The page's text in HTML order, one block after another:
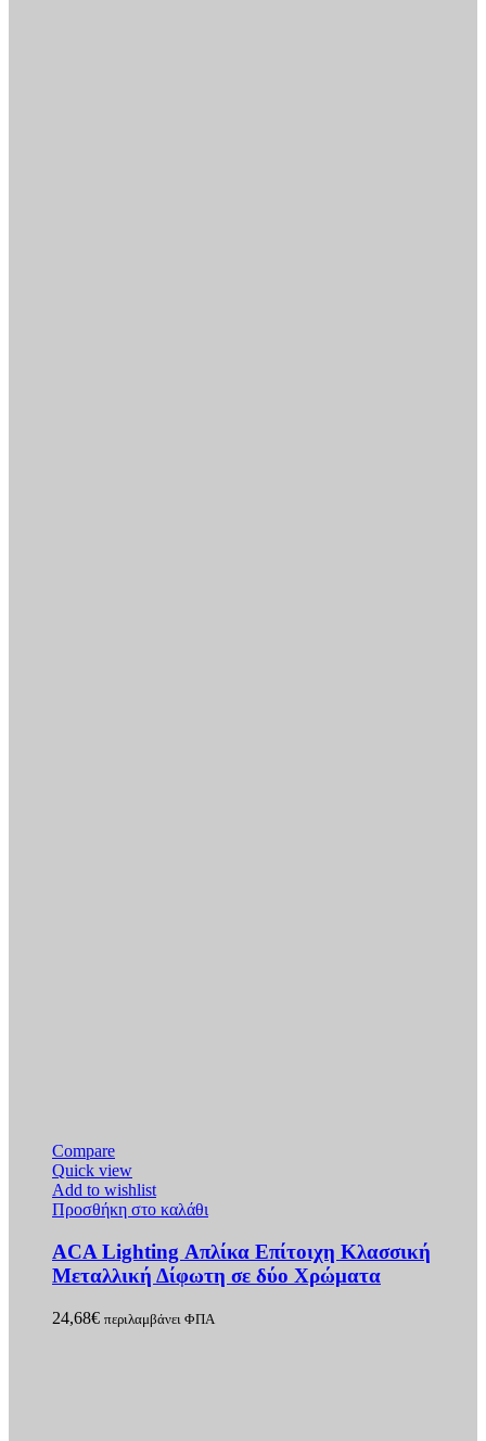
Compare
Quick view
Add to wishlist
Προσθήκη στο καλάθι
ACA Lighting Απλίκα Επίτοιχη Κλασσική
Μεταλλική Δίφωτη σε δύο Χρώματα
24,68€ περιλαμβάνει ΦΠΑ